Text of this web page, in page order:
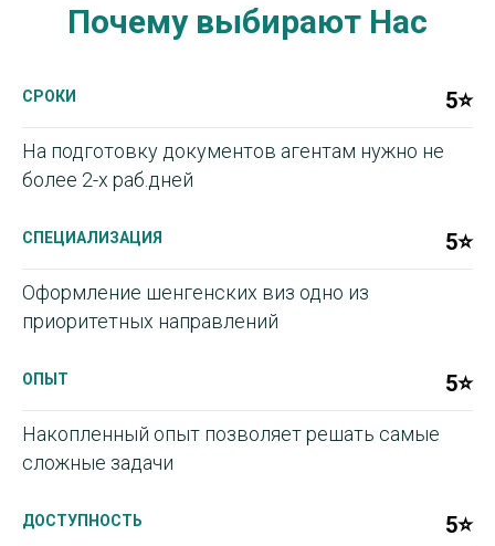
Почему выбирают Нас
СРОКИ 5⭐
На подготовку документов агентам нужно не
более 2-х раб.дней
СПЕЦИАЛИЗАЦИЯ 5⭐
Оформление шенгенских виз одно из
приоритетных направлений
ОПЫТ 5⭐
Накопленный опыт позволяет решать самые
сложные задачи
ДОСТУПНОСТЬ 5⭐